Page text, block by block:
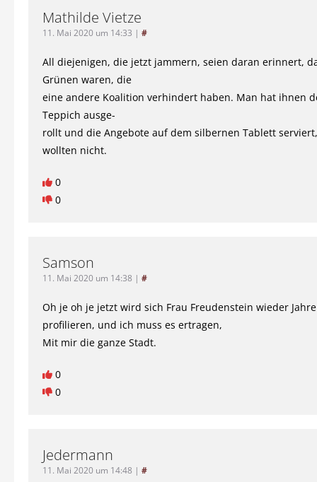
Mathilde Vietze
11. Mai 2020 um 14:33 | #
All diejenigen, die jetzt jammern, seien daran erinnert,
Grünen waren, die
eine andere Koalition verhindert haben. Man hat ihnen
Teppich ausge-
rollt und die Angebote auf dem silbernen Tablett
wollten nicht.
0
0
Samson
11. Mai 2020 um 14:38 | #
Oh je oh je jetzt wird sich Frau Freudenstein wieder
profilieren, und ich muss es ertragen,
Mit mir die ganze Stadt.
0
0
Jedermann
11. Mai 2020 um 14:48 | #